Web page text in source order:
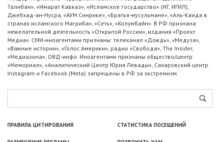
Талибан», «Имарат Кавказ», «Исламское государство» (ИГ, ИГИЛ),
Джебхад-ан-Нусра, «АУМ Синрике», «Братья-мусульмане», «Аль-Каида в
странах исламского Магриба», «Сеть», «Колумбайн». В РФ признана
нежелательной деятельность «Открытой России», издания «Проект
Медиа». СМИ-иноагентами признаны: телеканал «Дождь», «Медуза»,
«Важные истории», «Голос Америки», радио «Свобода», The Insider,
«Медиазона», ОВД-инфо. Иноагентами признаны общество/центр
«Мемориал», «Аналитический Центр Юрия Левады», Сахаровский центр.
Instagram и Facebook (Metа) запрещены в РФ за экстремизм.
ПРАВИЛА ЦИТИРОВАНИЯ СТАТИСТИКА ПОСЕЩЕНИЙ